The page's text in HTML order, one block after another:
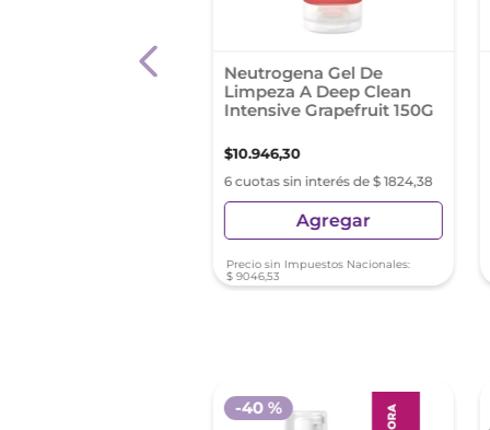
Neutrogena Gel De
Limpeza A Deep Clean
Intensive Grapefruit 150G
$10.946,30
6 cuotas sin interés de $ 1824,38
Agregar
Precio sin Impuestos Nacionales:
$ 9046,53
-40 %